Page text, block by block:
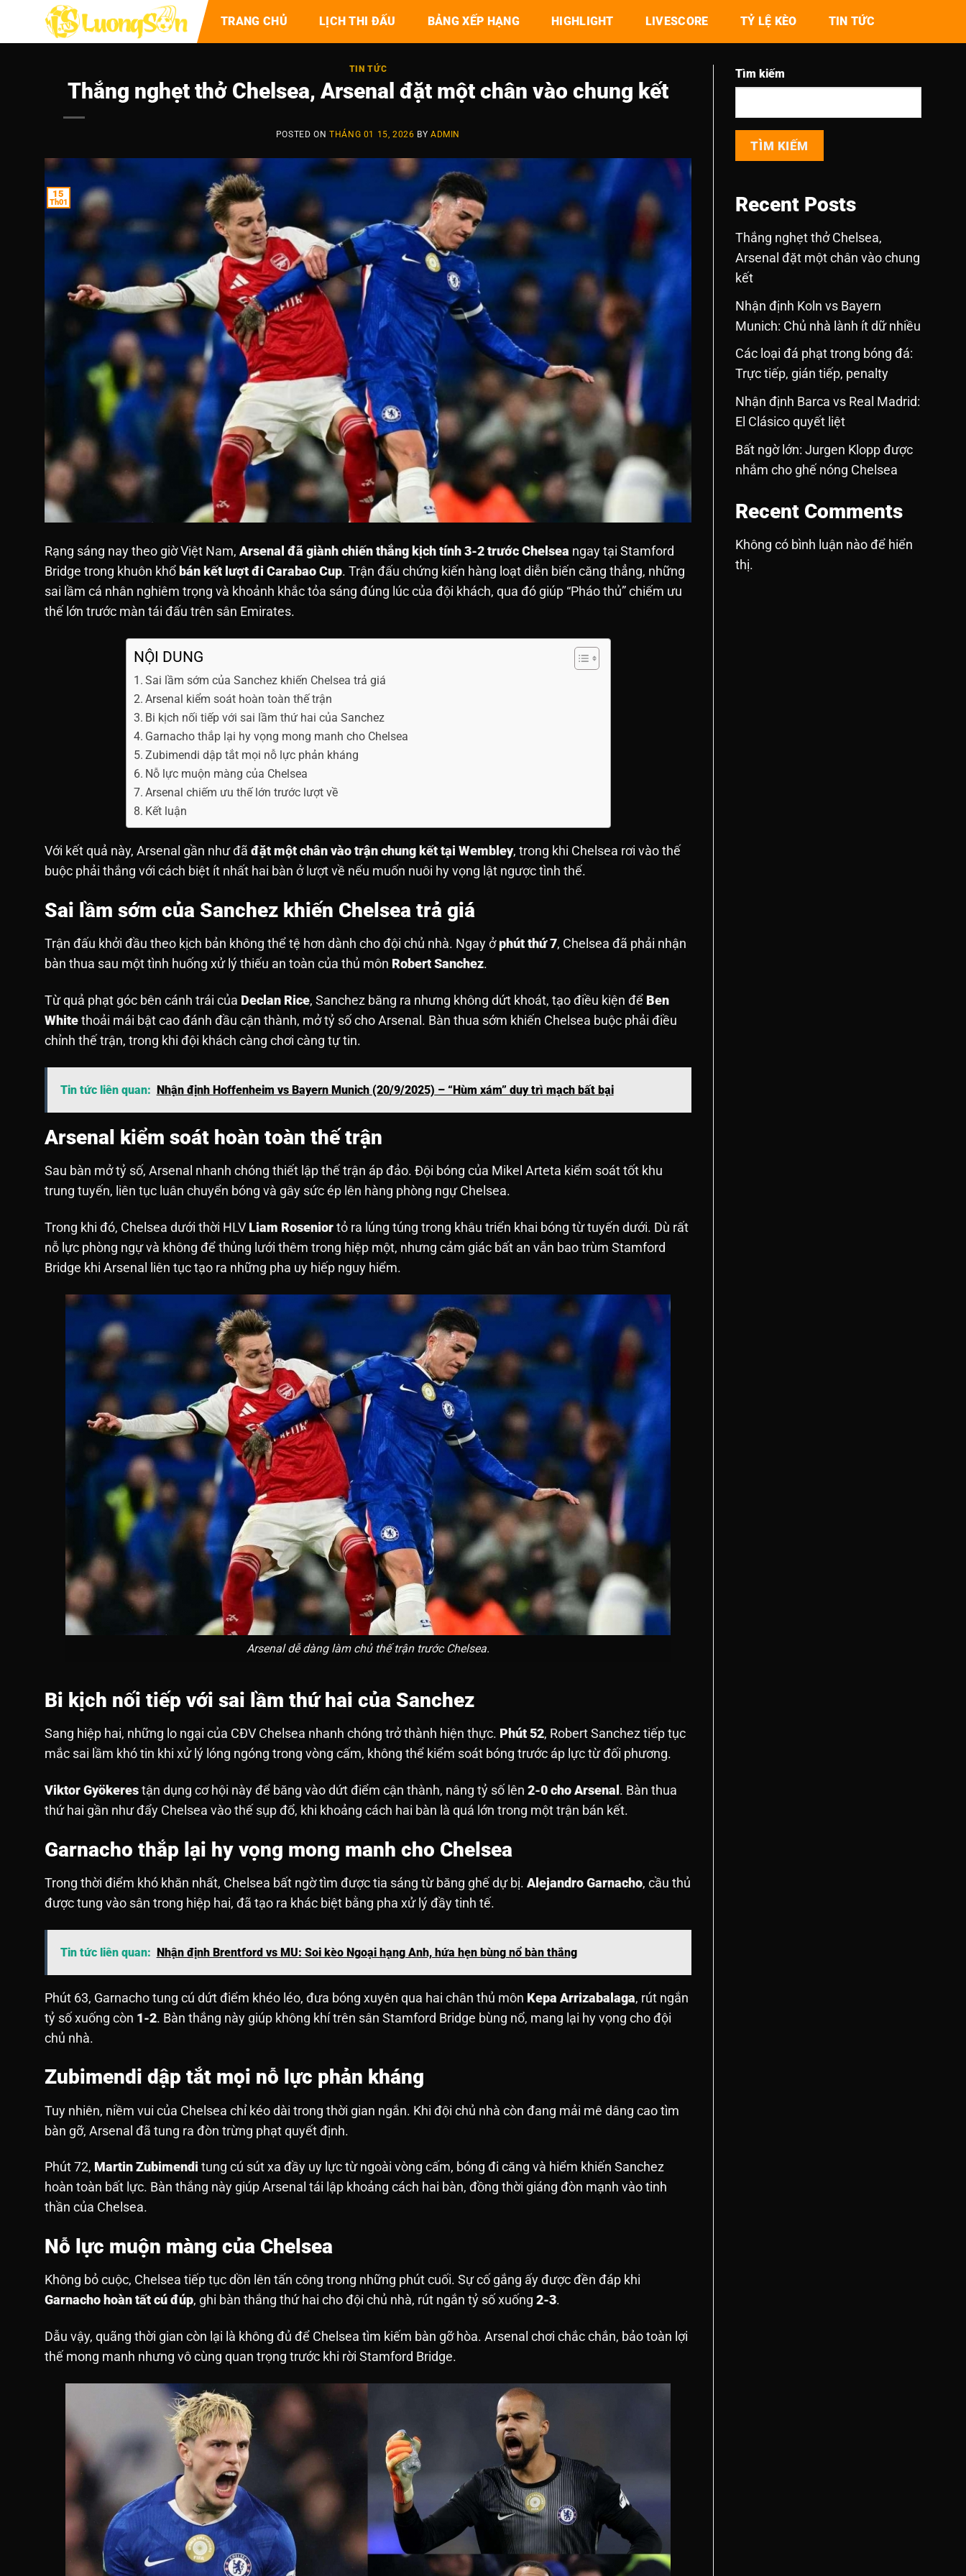
TRANG CHỦ LỊCH THI ĐẤU BẢNG XẾP HẠNG HIGHLIGHT LIVESCORE TỶ LỆ KÈO TIN TỨC
TIN TỨC
Thắng nghẹt thở Chelsea, Arsenal đặt một chân vào chung kết
POSTED ONTHÁNG 01 15, 2026 BYADMIN
15
Th01
Rạng sáng nay theo giờ Việt Nam, Arsenal đã giành chiến thắng kịch tính 3-2 trước Chelsea ngay tại Stamford
Bridge trong khuôn khổ bán kết lượt đi Carabao Cup. Trận đấu chứng kiến hàng loạt diễn biến căng thẳng, những
sai lầm cá nhân nghiêm trọng và khoảnh khắc tỏa sáng đúng lúc của đội khách, qua đó giúp “Pháo thủ” chiếm ưu
thế lớn trước màn tái đấu trên sân Emirates.
NỘI DUNG
Sai lầm sớm của Sanchez khiến Chelsea trả giá
Arsenal kiểm soát hoàn toàn thế trận
Bi kịch nối tiếp với sai lầm thứ hai của Sanchez
Garnacho thắp lại hy vọng mong manh cho Chelsea
Zubimendi dập tắt mọi nỗ lực phản kháng
Nỗ lực muộn màng của Chelsea
Arsenal chiếm ưu thế lớn trước lượt về
Kết luận
Với kết quả này, Arsenal gần như đã đặt một chân vào trận chung kết tại Wembley, trong khi Chelsea rơi vào thế
buộc phải thắng với cách biệt ít nhất hai bàn ở lượt về nếu muốn nuôi hy vọng lật ngược tình thế.
Sai lầm sớm của Sanchez khiến Chelsea trả giá
Trận đấu khởi đầu theo kịch bản không thể tệ hơn dành cho đội chủ nhà. Ngay ởphút thứ 7, Chelsea đã phải nhận
bàn thua sau một tình huống xử lý thiếu an toàn của thủ môn Robert Sanchez.
Từ quả phạt góc bên cánh trái của Declan Rice, Sanchez băng ra nhưng không dứt khoát, tạo điều kiện để Ben
White thoải mái bật cao đánh đầu cận thành, mở tỷ số cho Arsenal. Bàn thua sớm khiến Chelsea buộc phải điều
chỉnh thế trận, trong khi đội khách càng chơi càng tự tin.
Tin tức liên quan: Nhận định Hoffenheim vs Bayern Munich (20/9/2025) – “Hùm xám” duy trì mạch bất bại
Arsenal kiểm soát hoàn toàn thế trận
Sau bàn mở tỷ số, Arsenal nhanh chóng thiết lập thế trận áp đảo. Đội bóng của Mikel Arteta kiểm soát tốt khu
trung tuyến, liên tục luân chuyển bóng và gây sức ép lên hàng phòng ngự Chelsea.
Trong khi đó, Chelsea dưới thời HLV Liam Rosenior tỏ ra lúng túng trong khâu triển khai bóng từ tuyến dưới. Dù rất
nỗ lực phòng ngự và không để thủng lưới thêm trong hiệp một, nhưng cảm giác bất an vẫn bao trùm Stamford
Bridge khi Arsenal liên tục tạo ra những pha uy hiếp nguy hiểm.
Arsenal dễ dàng làm chủ thế trận trước Chelsea.
Bi kịch nối tiếp với sai lầm thứ hai của Sanchez
Sang hiệp hai, những lo ngại của CĐV Chelsea nhanh chóng trở thành hiện thực. Phút 52, Robert Sanchez tiếp tục
mắc sai lầm khó tin khi xử lý lóng ngóng trong vòng cấm, không thể kiểm soát bóng trước áp lực từ đối phương.
Viktor Gyökeres tận dụng cơ hội này để băng vào dứt điểm cận thành, nâng tỷ số lên 2-0 cho Arsenal . Bàn thua
thứ hai gần như đẩy Chelsea vào thế sụp đổ, khi khoảng cách hai bàn là quá lớn trong một trận bán kết.
Garnacho thắp lại hy vọng mong manh cho Chelsea
Trong thời điểm khó khăn nhất, Chelsea bất ngờ tìm được tia sáng từ băng ghế dự bị. Alejandro Garnacho, cầu thủ
được tung vào sân trong hiệp hai, đã tạo ra khác biệt bằng pha xử lý đầy tinh tế.
Tin tức liên quan: Nhận định Brentford vs MU: Soi kèo Ngoại hạng Anh, hứa hẹn bùng nổ bàn thắng
Phút 63, Garnacho tung cú dứt điểm khéo léo, đưa bóng xuyên qua hai chân thủ môn Kepa Arrizabalaga, rút ngắn
tỷ số xuống còn 1-2. Bàn thắng này giúp không khí trên sân Stamford Bridge bùng nổ, mang lại hy vọng cho đội
chủ nhà.
Zubimendi dập tắt mọi nỗ lực phản kháng
Tuy nhiên, niềm vui của Chelsea chỉ kéo dài trong thời gian ngắn. Khi đội chủ nhà còn đang mải mê dâng cao tìm
bàn gỡ, Arsenal đã tung ra đòn trừng phạt quyết định.
Phút 72, Martin Zubimendi tung cú sút xa đầy uy lực từ ngoài vòng cấm, bóng đi căng và hiểm khiến Sanchez
hoàn toàn bất lực. Bàn thắng này giúp Arsenal tái lập khoảng cách hai bàn, đồng thời giáng đòn mạnh vào tinh
thần của Chelsea.
Nỗ lực muộn màng của Chelsea
Không bỏ cuộc, Chelsea tiếp tục dồn lên tấn công trong những phút cuối. Sự cố gắng ấy được đền đáp khi
Garnacho hoàn tất cú đúp, ghi bàn thắng thứ hai cho đội chủ nhà, rút ngắn tỷ số xuống 2-3.
Dẫu vậy, quãng thời gian còn lại là không đủ để Chelsea tìm kiếm bàn gỡ hòa. Arsenal chơi chắc chắn, bảo toàn lợi
thế mong manh nhưng vô cùng quan trọng trước khi rời Stamford Bridge.
Tìm kiếm
TÌM KIẾM
Recent Posts
Thắng nghẹt thở Chelsea,
Arsenal đặt một chân vào chung
kết
Nhận định Koln vs Bayern
Munich: Chủ nhà lành ít dữ nhiều
Các loại đá phạt trong bóng đá:
Trực tiếp, gián tiếp, penalty
Nhận định Barca vs Real Madrid:
El Clásico quyết liệt
Bất ngờ lớn: Jurgen Klopp được
nhắm cho ghế nóng Chelsea
Recent Comments
Không có bình luận nào để hiển
thị.